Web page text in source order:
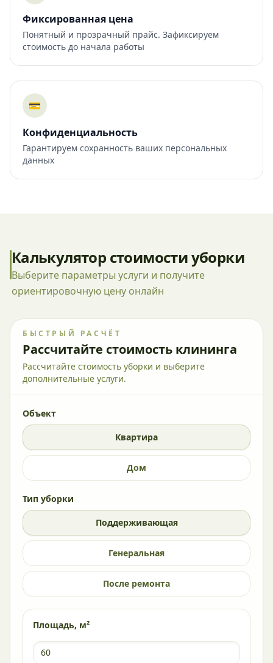
Фиксированная цена
Понятный и прозрачный прайс. Зафиксируем
стоимость до начала работы
💳
Конфиденциальность
Гарантируем сохранность ваших персональных
данных
Калькулятор стоимости уборки
Выберите параметры услуги и получите
ориентировочную цену онлайн
БЫСТРЫЙ РАСЧЁТ
Рассчитайте стоимость клининга
Рассчитайте стоимость уборки и выберите
дополнительные услуги.
Объект
Квартира
Дом
Тип уборки
Поддерживающая
Генеральная
После ремонта
Площадь, м²